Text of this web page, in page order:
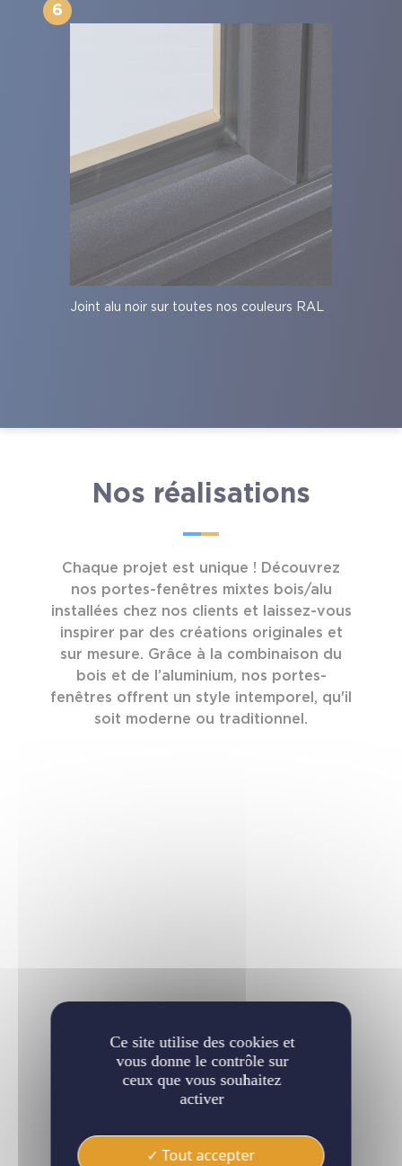
Joint alu noir sur toutes nos couleurs RAL
6
Nos réalisations
Chaque projet est unique ! Découvrez
nos portes-fenêtres mixtes bois/alu
installées chez nos clients et laissez-vous
inspirer par des créations originales et
sur mesure. Grâce à la combinaison du
bois et de l’aluminium, nos portes-
fenêtres offrent un style intemporel, qu'il
soit moderne ou traditionnel.
Ce site utilise des cookies et
vous donne le contrôle sur
ceux que vous souhaitez
activer
Tout accepter